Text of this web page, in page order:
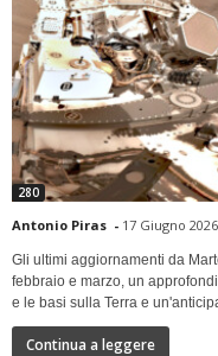
280
Antonio Piras - 17 Giugno 2026
Gli ultimi aggiornamenti da
febbraio e marzo, un
e le basi sulla Terra e
Continua a leggere